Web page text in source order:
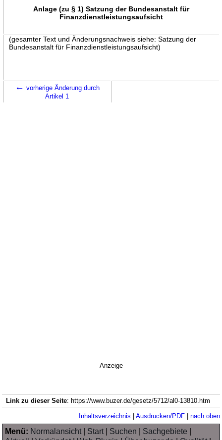
Anlage (zu § 1) Satzung der Bundesanstalt für
Finanzdienstleistungsaufsicht
(gesamter Text und Änderungsnachweis siehe: Satzung der
Bundesanstalt für Finanzdienstleistungsaufsicht)
← vorherige Änderung durch
Artikel 1
Anzeige
Link zu dieser Seite: https://www.buzer.de/gesetz/5712/al0-13810.htm
Inhaltsverzeichnis | Ausdrucken/PDF| nach oben
Menü: Normalansicht| Start| Suchen Sachgebiete